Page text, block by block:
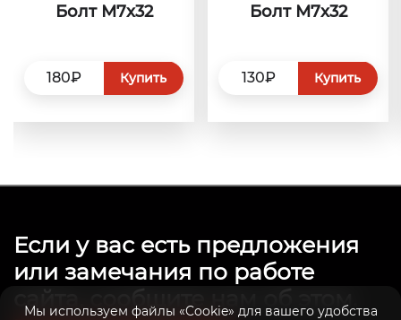
Болт М7x32
180₽ Купить
Болт М7x32
130₽ Купить
Мы используем файлы «Cookie» для вашего удобства
Если у вас есть предложения
или замечания по работе
сайта, сообщите нам об этом.